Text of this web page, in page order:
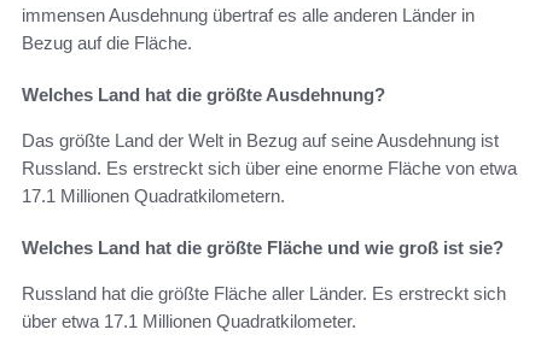
immensen Ausdehnung übertraf es alle anderen Länder in
Bezug auf die Fläche.
Welches Land hat die größte Ausdehnung?
Das größte Land der Welt in Bezug auf seine Ausdehnung ist
Russland. Es erstreckt sich über eine enorme Fläche von etwa
17.1 Millionen Quadratkilometern.
Welches Land hat die größte Fläche und wie groß ist sie?
Russland hat die größte Fläche aller Länder. Es erstreckt sich
über etwa 17.1 Millionen Quadratkilometer.